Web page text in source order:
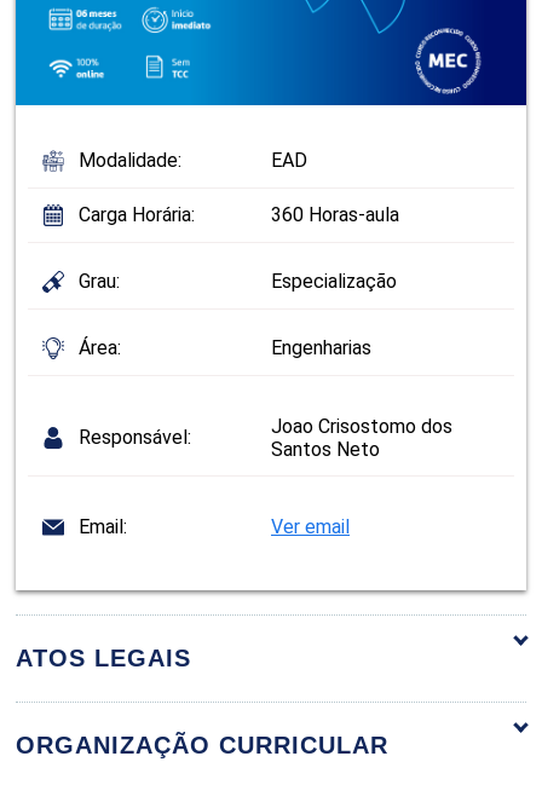
Modalidade: EAD
Carga Horária: 360 Horas-aula
Grau: Especialização
Área: Engenharias
Responsável:
Joao Crisostomo dos
Santos Neto
Email: Ver email
ATOS LEGAIS
ORGANIZAÇÃO CURRICULAR